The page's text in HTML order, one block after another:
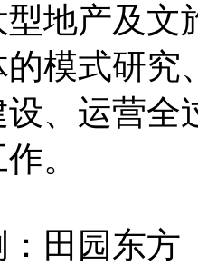
地产及
模式研究
、运营全
。
田园东方